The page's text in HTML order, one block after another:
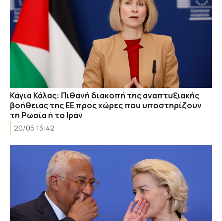
Κάγια Κάλας: Πιθανή διακοπή της αναπτυξιακής
βοήθειας της ΕΕ προς χώρες που υποστηρίζουν
τη Ρωσία ή το Ιράν
20/05 13:42